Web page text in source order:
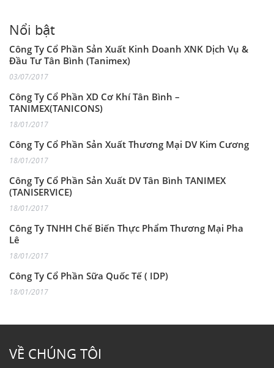
Nổi bật
Công Ty Cổ Phần Sản Xuất Kinh Doanh XNK Dịch Vụ &
Đầu Tư Tân Bình (Tanimex)
03/07/2017
Công Ty Cổ Phần XD Cơ Khí Tân Bình –
TANIMEX(TANICONS)
18/01/2017
Công Ty Cổ Phần Sản Xuất Thương Mại DV Kim Cương
18/01/2017
Công Ty Cổ Phần Sản Xuất DV Tân Bình TANIMEX
(TANISERVICE)
18/01/2017
Công Ty TNHH Chế Biến Thực Phẩm Thương Mại Pha
Lê
18/01/2017
Công Ty Cổ Phần Sữa Quốc Tế ( IDP)
18/01/2017
VỀ CHÚNG TÔI